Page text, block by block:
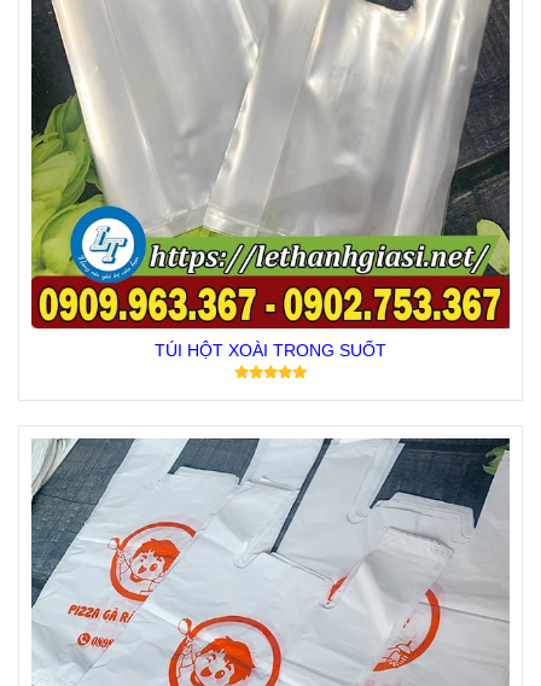
TÚI HỘT XOÀI TRONG SUỐT